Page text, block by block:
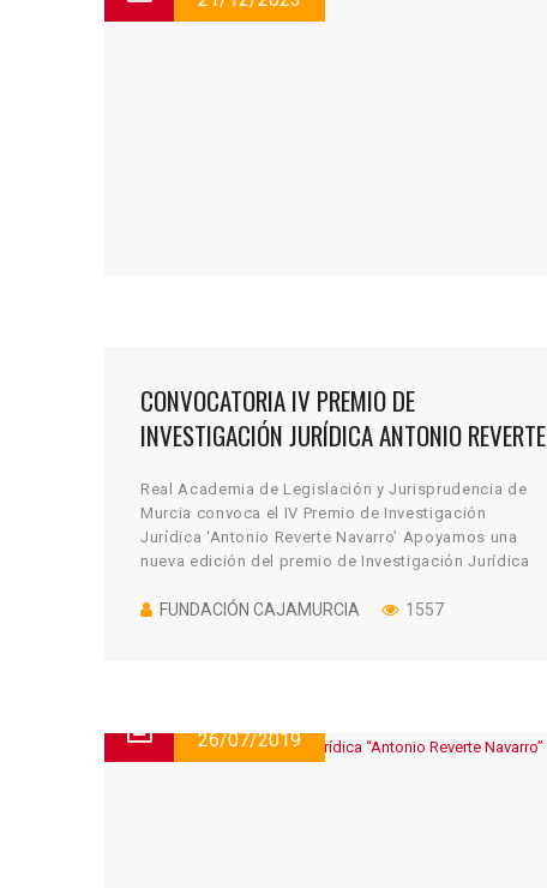
CONVOCATORIA IV PREMIO DE
INVESTIGACIÓN JURÍDICA ANTONIO REVERTE
Real Academia de Legislación y Jurisprudencia de
Murcia convoca el IV Premio de Investigación
Jurídica ‘Antonio Reverte Navarro’ Apoyamos una
nueva edición del premio de Investigación Jurídica
FUNDACIÓN CAJAMURCIA 1557
26/07/2019